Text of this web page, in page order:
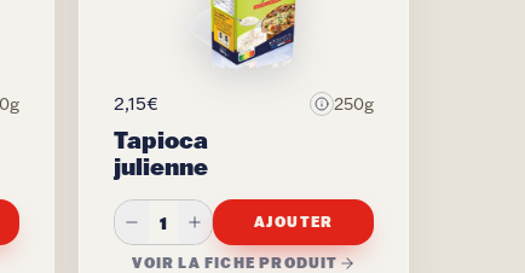
2,15€ 250g
Tapioca
julienne
1 AJOUTER
VOIR LA FICHE PRODUIT